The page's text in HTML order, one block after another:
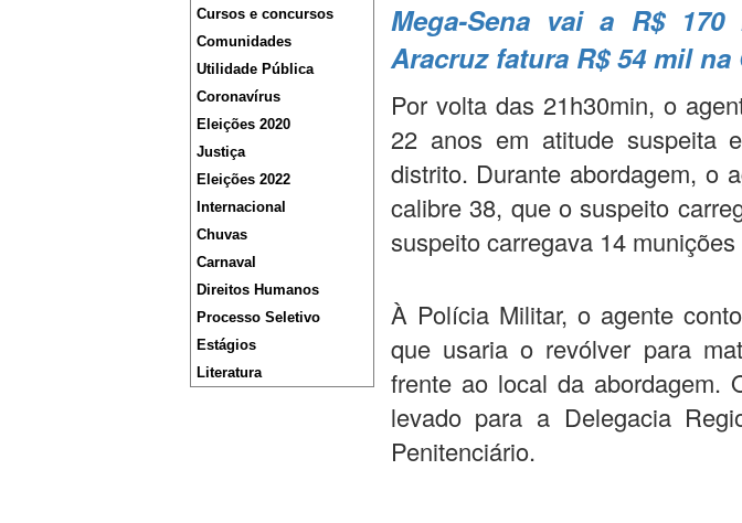
Cursos e concursos
Comunidades
Utilidade Pública
Coronavírus
Eleições 2020
Justiça
Eleições 2022
Internacional
Chuvas
Carnaval
Direitos Humanos
Processo Seletivo
Estágios
Literatura
Mega-Sena vai a R$
Aracruz fatura R$ 54 mil na
Por volta das 21h30min, o
22 anos em atitude suspeita
distrito. Durante abordagem, o
calibre 38, que o suspeito
suspeito carregava 14
À Polícia Militar, o agente
que usaria o revólver para
frente ao local da abordagem.
levado para a Delegacia
Penitenciário.